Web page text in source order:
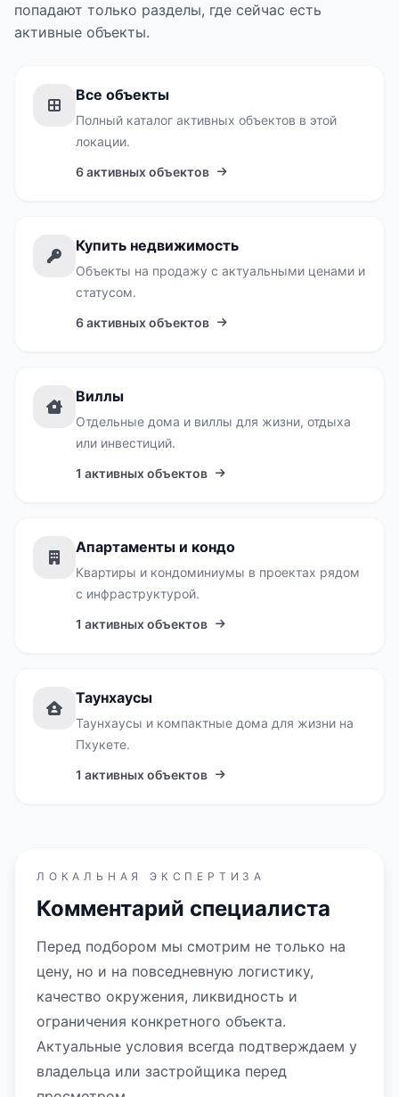
попадают только разделы, где сейчас есть
активные объекты.
Все объекты
Полный каталог активных объектов в этой
локации.
6 активных объектов
Купить недвижимость
Объекты на продажу с актуальными ценами и
статусом.
6 активных объектов
Виллы
Отдельные дома и виллы для жизни, отдыха
или инвестиций.
1 активных объектов
Апартаменты и кондо
Квартиры и кондоминиумы в проектах рядом
с инфраструктурой.
1 активных объектов
Таунхаусы
Таунхаусы и компактные дома для жизни на
Пхукете.
1 активных объектов
ЛОКАЛЬНАЯ ЭКСПЕРТИЗА
Комментарий специалиста
Перед подбором мы смотрим не только на
цену, но и на повседневную логистику,
качество окружения, ликвидность и
ограничения конкретного объекта.
Актуальные условия всегда подтверждаем у
владельца или застройщика перед